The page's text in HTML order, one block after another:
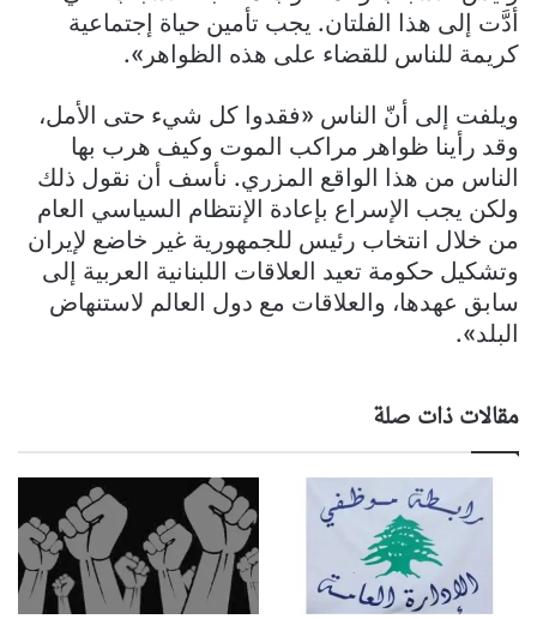
أدَّت إلى هذا الفلتان. يجب تأمين حياة إجتماعية
كريمة للناس للقضاء على هذه الظواهر».
ويلفت إلى أنّ الناس «فقدوا كل شيء حتى الأمل،
وقد رأينا ظواهر مراكب الموت وكيف هرب بها
الناس من هذا الواقع المزري. نأسف أن نقول ذلك
ولكن يجب الإسراع بإعادة الإنتظام السياسي العام
من خلال انتخاب رئيس للجمهورية غير خاضع لإيران
وتشكيل حكومة تعيد العلاقات اللبنانية العربية إلى
سابق عهدها، والعلاقات مع دول العالم لاستنهاض
البلد».
مقالات ذات صلة